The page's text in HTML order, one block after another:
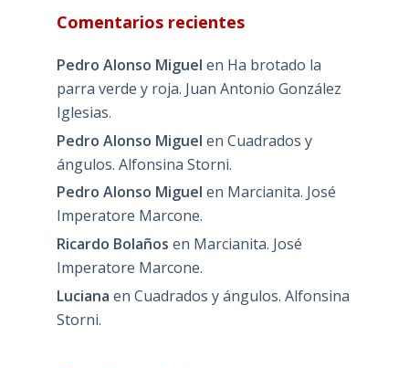
Comentarios recientes
Pedro Alonso Miguel en Ha brotado la
parra verde y roja. Juan Antonio González
Iglesias.
Pedro Alonso Miguel en Cuadrados y
ángulos. Alfonsina Storni.
Pedro Alonso Miguel en Marcianita. José
Imperatore Marcone.
Ricardo Bolaños en Marcianita. José
Imperatore Marcone.
Luciana en Cuadrados y ángulos. Alfonsina
Storni.